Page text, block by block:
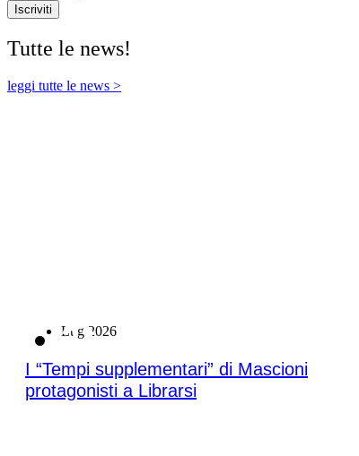
Iscriviti
Tutte le news!
leggi tutte le news >
Lug 2026
21
I “Tempi supplementari” di Mascioni
protagonisti a Librarsi